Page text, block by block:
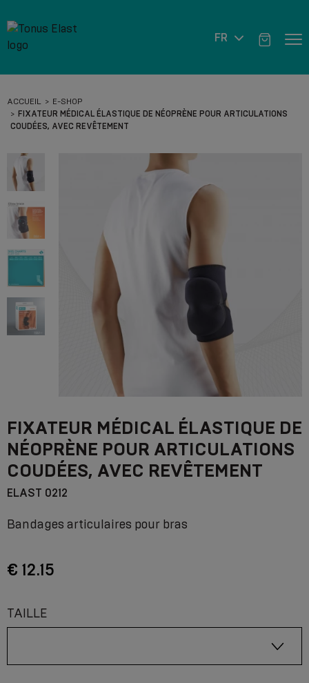
FR
ACCUEIL
E-SHOP
FIXATEUR MÉDICAL ÉLASTIQUE DE NÉOPRÈNE POUR ARTICULATIONS
COUDÉES, AVEC REVÊTEMENT
FIXATEUR MÉDICAL ÉLASTIQUE DE
NÉOPRÈNE POUR ARTICULATIONS
COUDÉES, AVEC REVÊTEMENT
ELAST 0212
Bandages articulaires pour bras
€ 12.15
TAILLE